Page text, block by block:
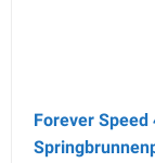
Forever Speed